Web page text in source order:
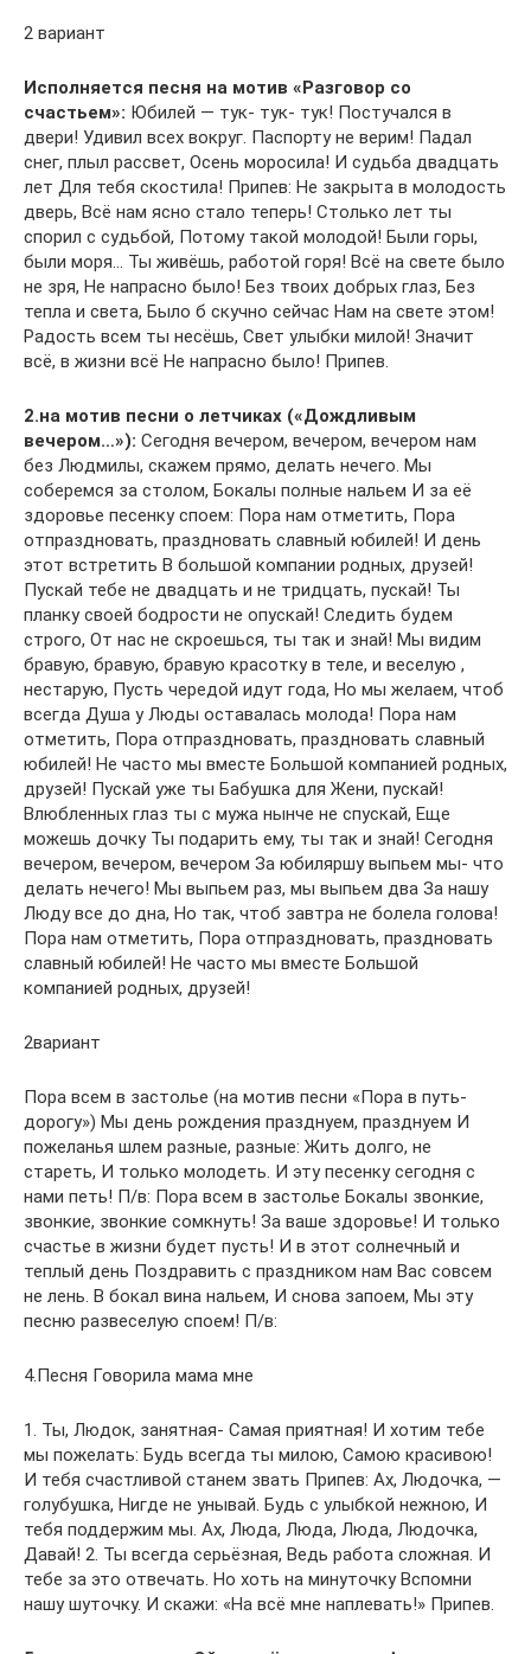
2 вариант
Исполняется песня на мотив «Разговор со
счастьем»: Юбилей — тук- тук- тук! Постучался в
двери! Удивил всех вокруг. Паспорту не верим! Падал
снег, плыл рассвет, Осень моросила! И судьба двадцать
лет Для тебя скостила! Припев: Не закрыта в молодость
дверь, Всё нам ясно стало теперь! Столько лет ты
спорил с судьбой, Потому такой молодой! Были горы,
были моря… Ты живёшь, работой горя! Всё на свете было
не зря, Не напрасно было! Без твоих добрых глаз, Без
тепла и света, Было б скучно сейчас Нам на свете этом!
Радость всем ты несёшь, Свет улыбки милой! Значит
всё, в жизни всё Не напрасно было! Припев.
2.на мотив песни о летчиках («Дождливым
вечером…»): Сегодня вечером, вечером, вечером нам
без Людмилы, скажем прямо, делать нечего. Мы
соберемся за столом, Бокалы полные нальем И за её
здоровье песенку споем: Пора нам отметить, Пора
отпраздновать, праздновать славный юбилей! И день
этот встретить В большой компании родных, друзей!
Пускай тебе не двадцать и не тридцать, пускай! Ты
планку своей бодрости не опускай! Следить будем
строго, От нас не скроешься, ты так и знай! Мы видим
бравую, бравую, бравую красотку в теле, и веселую ,
нестарую, Пусть чередой идут года, Но мы желаем, чтоб
всегда Душа у Люды оставалась молода! Пора нам
отметить, Пора отпраздновать, праздновать славный
юбилей! Не часто мы вместе Большой компанией родных,
друзей! Пускай уже ты Бабушка для Жени, пускай!
Влюбленных глаз ты с мужа нынче не спускай, Еще
можешь дочку Ты подарить ему, ты так и знай! Сегодня
вечером, вечером, вечером За юбиляршу выпьем мы- что
делать нечего! Мы выпьем раз, мы выпьем два За нашу
Люду все до дна, Но так, чтоб завтра не болела голова!
Пора нам отметить, Пора отпраздновать, праздновать
славный юбилей! Не часто мы вместе Большой
компанией родных, друзей!
2вариант
Пора всем в застолье (на мотив песни «Пора в путь-
дорогу») Мы день рождения празднуем, празднуем И
пожеланья шлем разные, разные: Жить долго, не
стареть, И только молодеть. И эту песенку сегодня с
нами петь! П/в: Пора всем в застолье Бокалы звонкие,
звонкие, звонкие сомкнуть! За ваше здоровье! И только
счастье в жизни будет пусть! И в этот солнечный и
теплый день Поздравить с праздником нам Вас совсем
не лень. В бокал вина нальем, И снова запоем, Мы эту
песню развеселую споем! П/в:
4.Песня Говорила мама мне
1. Ты, Людок, занятная- Самая приятная! И хотим тебе
мы пожелать: Будь всегда ты милою, Самою красивою!
И тебя счастливой станем звать Припев: Ах, Людочка, —
голубушка, Нигде не унывай. Будь с улыбкой нежною, И
тебя поддержим мы. Ах, Люда, Люда, Люда, Людочка,
Давай! 2. Ты всегда серьёзная, Ведь работа сложная. И
тебе за это отвечать. Но хоть на минуточку Вспомни
нашу шуточку. И скажи: «На всё мне наплевать!» Припев.